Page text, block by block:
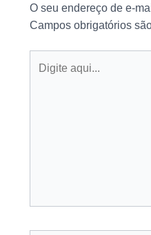
O seu endereço de e-
Campos obrigatórios
aqui...